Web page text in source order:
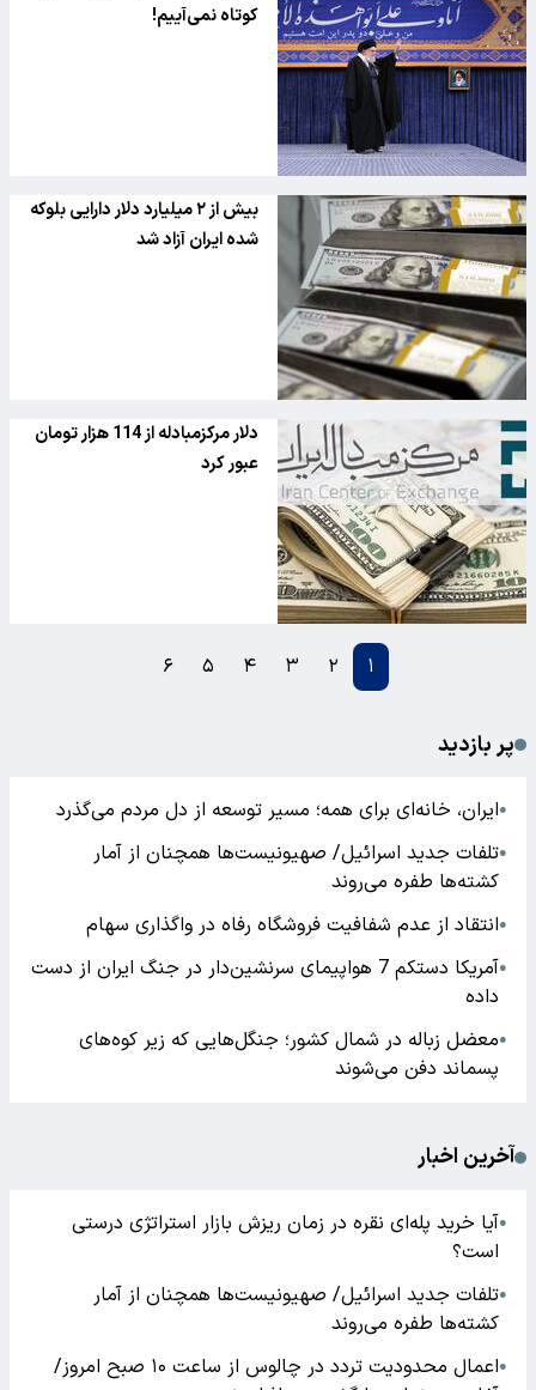
کوتاه نمی‌آییم!
بیش از ۲ میلیارد دلار دارایی بلوکه
شده ایران آزاد شد
دلار مرکزمبادله از 114 هزار تومان
عبور کرد
۱ ۲ ۳ ۴ ۵ ۶
پر بازدید
●ایران، خانه‌ای برای همه؛ مسیر توسعه از دل مردم می‌گذرد
●تلفات جدید اسرائیل/ صهیونیست‌ها همچنان از آمار
کشته‌ها طفره می‌روند
●انتقاد از عدم شفافیت فروشگاه رفاه در واگذاری سهام
●
آمریکا دستکم 7 هواپیمای سرنشین‌دار در جنگ ایران از دست
داده
●معضل زباله در شمال کشور؛ جنگل‌هایی که زیر کوه‌های
پسماند دفن می‌شوند
آخرین اخبار
●آیا خرید پله‌ای نقره در زمان ریزش بازار استراتژی درستی
است؟
●تلفات جدید اسرائیل/ صهیونیست‌ها همچنان از آمار
کشته‌ها طفره می‌روند
●
اعمال محدودیت تردد در چالوس از ساعت ۱۰ صبح امروز/